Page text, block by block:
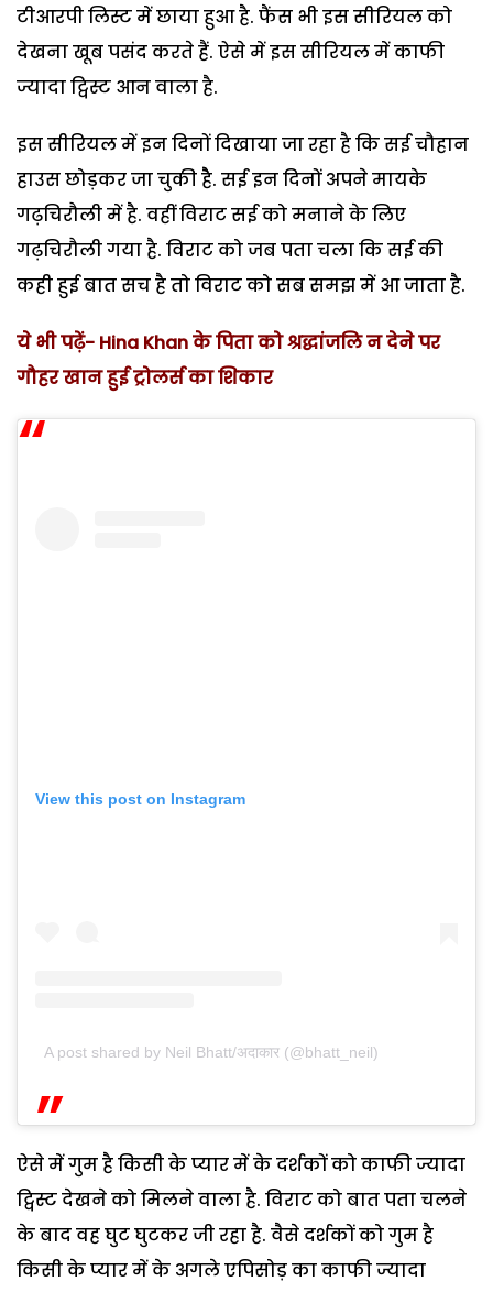
टीआरपी लिस्ट में छाया हुआ है. फैंस भी इस सीरियल को
देखना खूब पसंद करते हैं. ऐसे में इस सीरियल में काफी
ज्यादा ट्विस्ट आन वाला है.
इस सीरियल में इन दिनों दिखाया जा रहा है कि सई चौहान
हाउस छोड़कर जा चुकी हैै. सई इन दिनों अपने मायके
गढ़चिरौली में है. वहीं विराट सई को मनाने के लिए
गढ़चिरौली गया है. विराट को जब पता चला कि सई की
कही हुई बात सच है तो विराट को सब समझ में आ जाता है.
ये भी पढ़ें- Hina Khan के पिता को श्रद्धांजलि न देने पर
गौहर खान हुई ट्रोलर्स का शिकार
View this post on Instagram
A post shared by Neil Bhatt/अ‌‌‍दाकार (@bhatt_neil)
ऐसे में गुम है किसी के प्यार में के दर्शकों को काफी ज्यादा
ट्विस्ट देखने को मिलने वाला है. विराट को बात पता चलने
के बाद वह घुट घुटकर जी रहा है. वैसे दर्शकों को गुम है
किसी के प्यार में के अगले एपिसोड़ का काफी ज्यादा